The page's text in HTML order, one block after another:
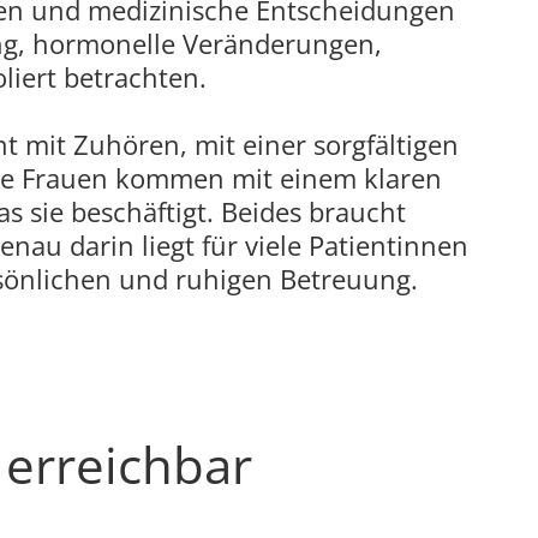
und medizinische Entscheidungen
hormonelle Veränderungen,
betrachten.
mit Zuhören, mit einer sorgfältigen
Frauen kommen mit einem klaren
sie beschäftigt. Beides braucht
darin liegt für viele Patientinnen
und ruhigen Betreuung.